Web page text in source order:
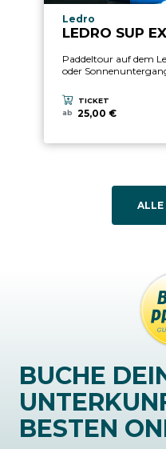
Ledro
LEDRO SUP
Paddeltour auf dem
oder
TICKET
ab
25,00 €
ALLE
BUCHE
BESTEN